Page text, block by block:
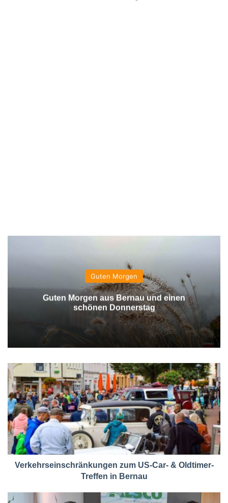
Guten Morgen
Guten Morgen aus Bernau und einen
schönen Donnerstag
Verkehrseinschränkungen zum US-Car- & Oldtimer-
Treffen in Bernau